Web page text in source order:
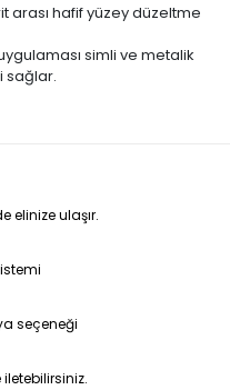
arası hafif yüzey düzeltme
simli ve metalik
sağlar.
elinize ulaşır.
seçeneği
iletebilirsiniz.